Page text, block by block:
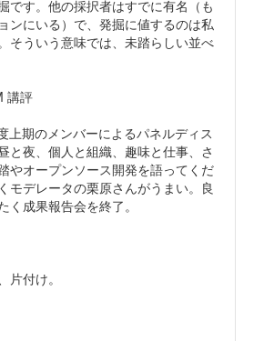
です。他の採択者はすでに有名（も
ンにいる）で、発掘に値するのは私
そういう意味では、未踏らしい並べ
講評
上期のメンバーによるパネルディス
と夜、個人と組織、趣味と仕事、さ
やオープンソース開発を語ってくだ
モデレータの栗原さんがうまい。良
く成果報告会を終了。
片付け。